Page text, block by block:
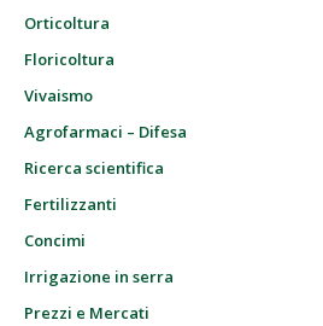
Orticoltura
Floricoltura
Vivaismo
Agrofarmaci – Difesa
Ricerca scientifica
Fertilizzanti
Concimi
Irrigazione in serra
Prezzi e Mercati